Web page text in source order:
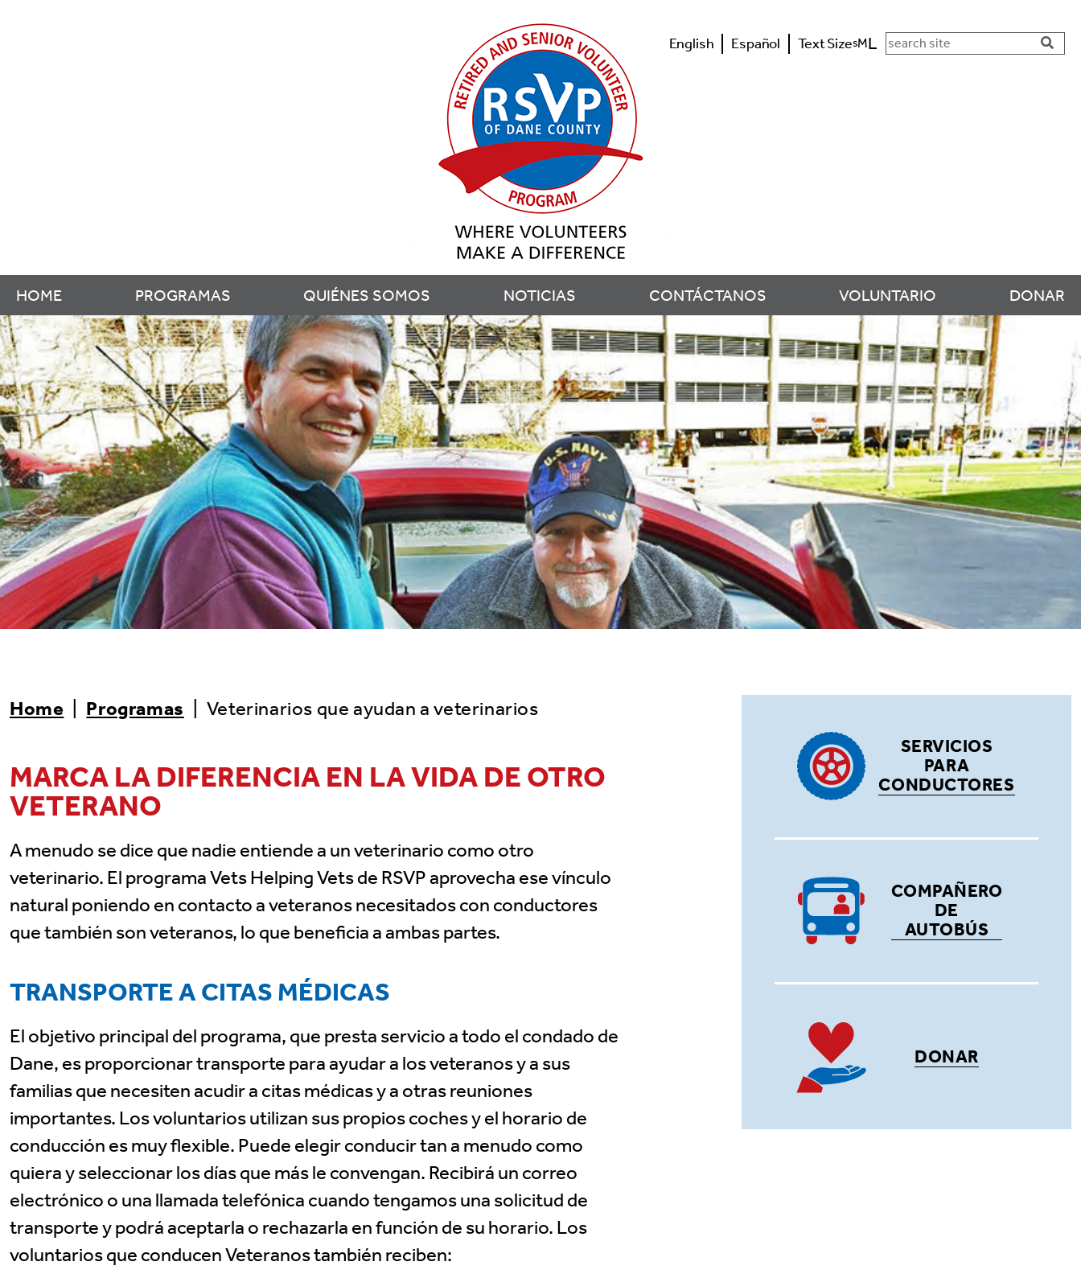
English Español Text SizesML
Search in https://
HOME PROGRAMAS QUIÉNES SOMOS NOTICIAS CONTÁCTANOS VOLUNTARIO DONAR
Home Programas Veterinarios que ayudan a veterinarios
MARCA LA DIFERENCIA EN LA VIDA DE OTRO
VETERANO
A menudo se dice que nadie entiende a un veterinario como otro
veterinario. El programa Vets Helping Vets de RSVP aprovecha ese vínculo
natural poniendo en contacto a veteranos necesitados con conductores
que también son veteranos, lo que beneficia a ambas partes.
TRANSPORTE A CITAS MÉDICAS
El objetivo principal del programa, que presta servicio a todo el condado de
Dane, es proporcionar transporte para ayudar a los veteranos y a sus
familias que necesiten acudir a citas médicas y a otras reuniones
importantes. Los voluntarios utilizan sus propios coches y el horario de
conducción es muy flexible. Puede elegir conducir tan a menudo como
quiera y seleccionar los días que más le convengan. Recibirá un correo
electrónico o una llamada telefónica cuando tengamos una solicitud de
transporte y podrá aceptarla o rechazarla en función de su horario. Los
voluntarios que conducen Veteranos también reciben:
SERVICIOS
PARA
CONDUCTORES
COMPAÑERO
DE
AUTOBÚS
DONAR